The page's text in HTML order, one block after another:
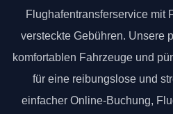
Flughafentransferservice mit
versteckte Gebühren. Unsere
komfortablen Fahrzeuge und
für eine reibungslose und
einfacher Online-Buchung,